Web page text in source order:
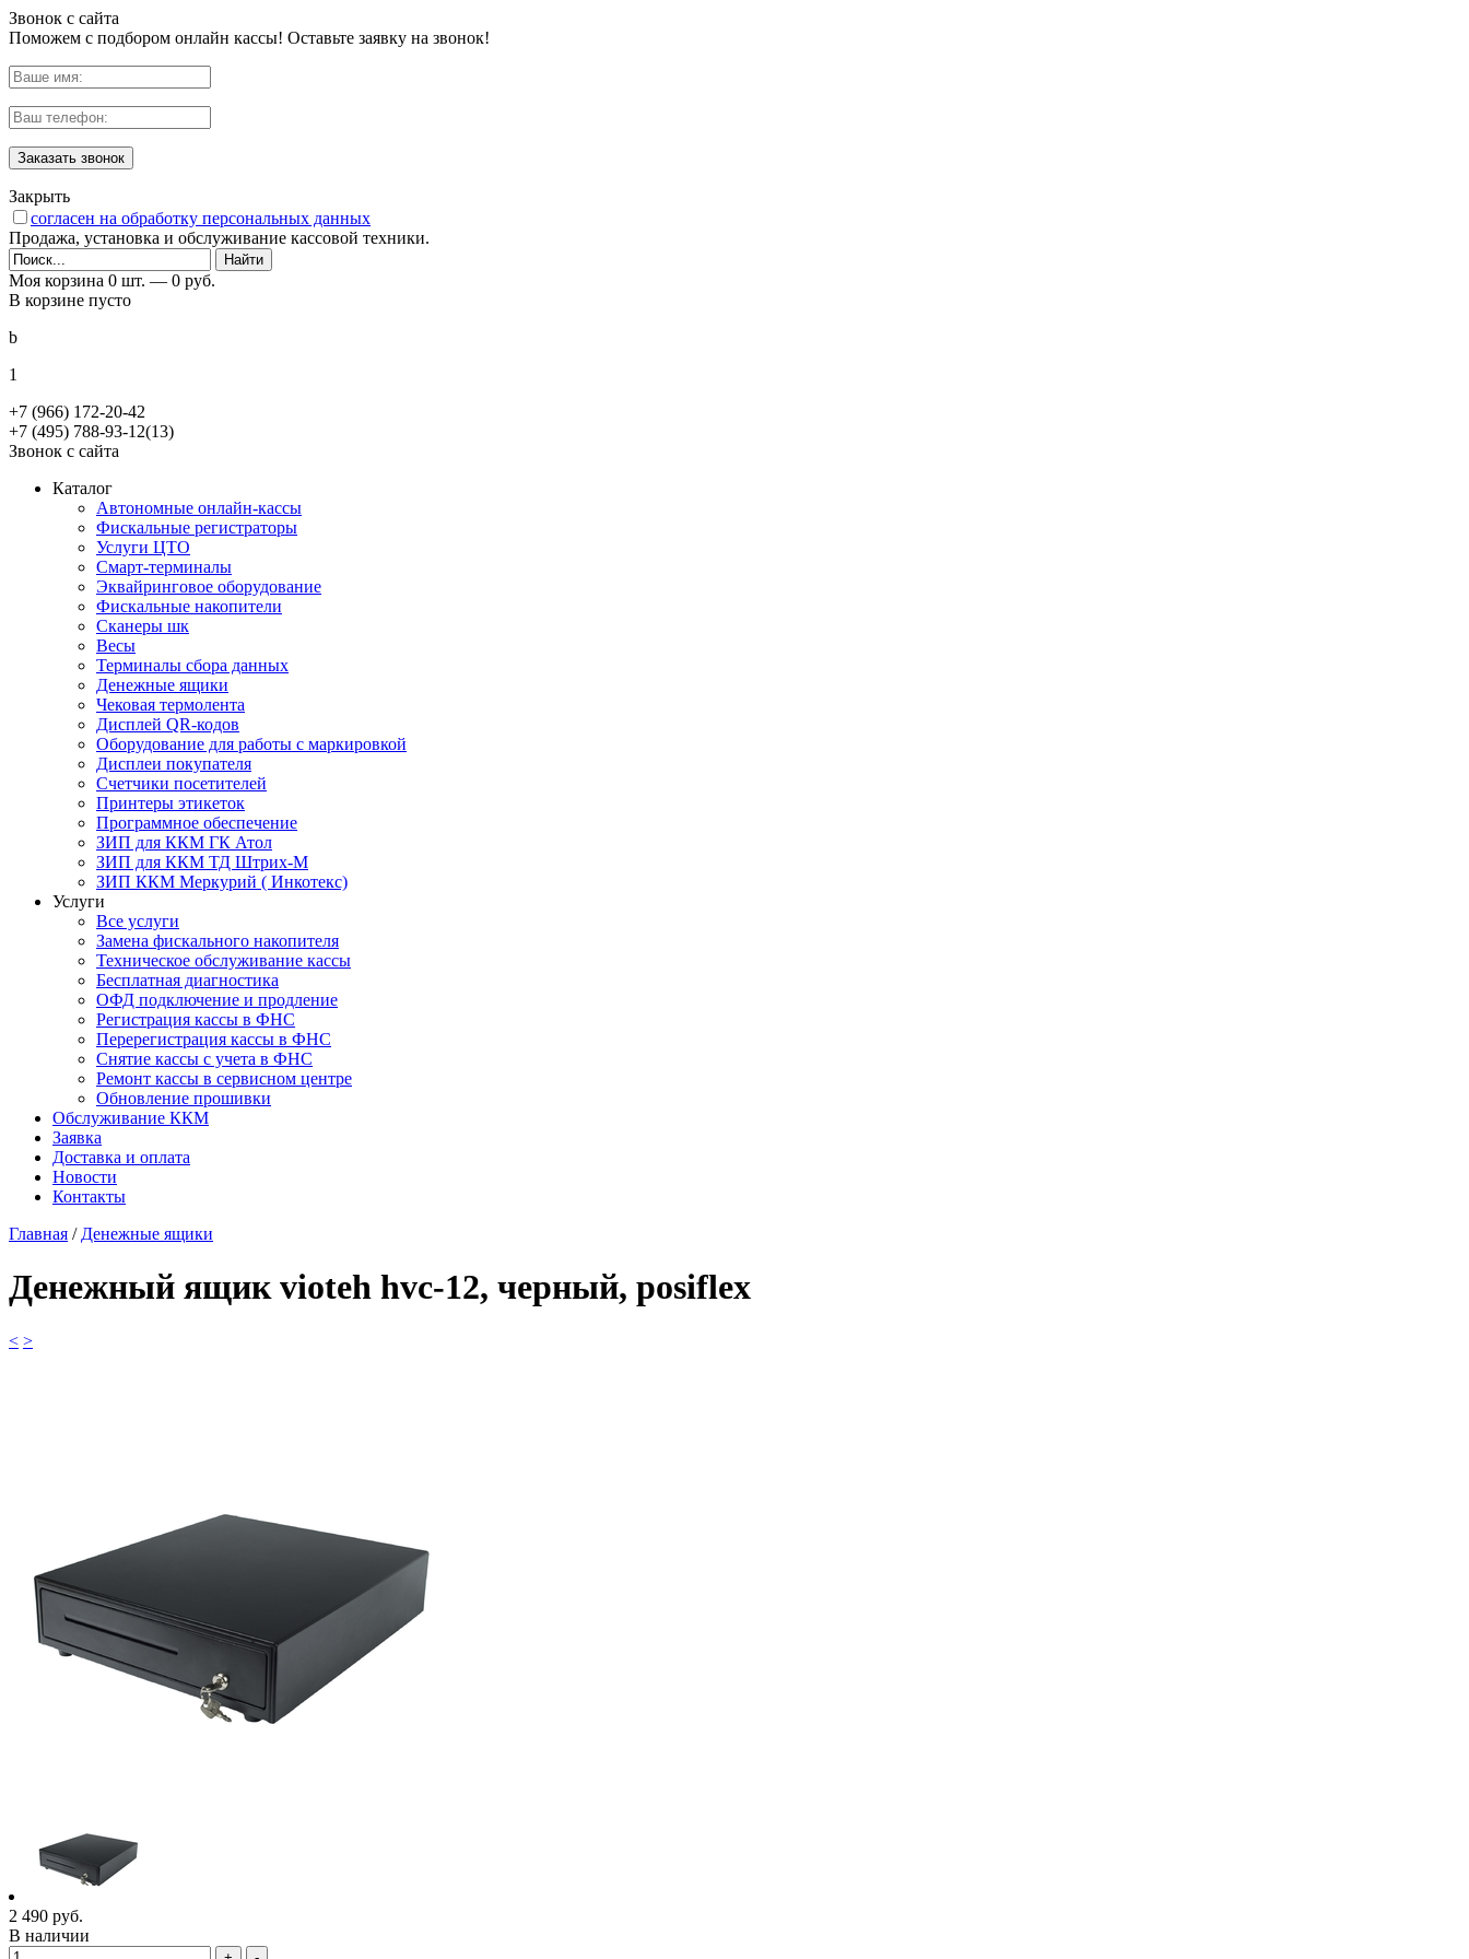
Звонок с сайта
Поможем с подбором онлайн кассы! Оставьте заявку на звонок!
Заказать звонок
Закрыть
согласен на обработку персональных данных
Продажа, установка и обслуживание кассовой техники.
Моя корзина 0 шт. — 0 руб.
В корзине пусто
b
1
+7 (966) 172-20-42
+7 (495) 788-93-12(13)
Звонок с сайта
Каталог
Автономные онлайн-кассы
Фискальные регистраторы
Услуги ЦТО
Смарт-терминалы
Эквайринговое оборудование
Фискальные накопители
Сканеры шк
Весы
Терминалы сбора данных
Денежные ящики
Чековая термолента
Дисплей QR-кодов
Оборудование для работы с маркировкой
Дисплеи покупателя
Счетчики посетителей
Принтеры этикеток
Программное обеспечение
ЗИП для ККМ ГК Атол
ЗИП для ККМ ТД Штрих-М
ЗИП ККМ Меркурий ( Инкотекс)
Услуги
Все услуги
Замена фискального накопителя
Техническое обслуживание кассы
Бесплатная диагностика
ОФД подключение и продление
Регистрация кассы в ФНС
Перерегистрация кассы в ФНС
Снятие кассы с учета в ФНС
Ремонт кассы в сервисном центре
Обновление прошивки
Обслуживание ККМ
Заявка
Доставка и оплата
Новости
Контакты
Главная / Денежные ящики
Денежный ящик vioteh hvc-12, черный, posiflex
< >
2 490 руб.
В наличии